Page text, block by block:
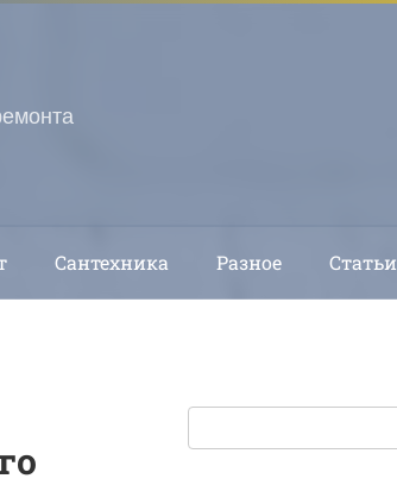
Сантехника Разное Статьи